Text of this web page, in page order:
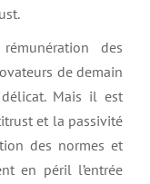
des
de demain
Mais il est
et la passivité
des normes et
en péril l’entrée